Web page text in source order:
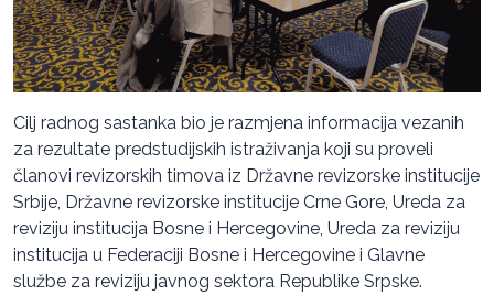
Cilj radnog sastanka bio je razmjena informacija vezanih
za rezultate predstudijskih istraživanja koji su proveli
članovi revizorskih timova iz Državne revizorske institucije
Srbije, Državne revizorske institucije Crne Gore, Ureda za
reviziju institucija Bosne i Hercegovine, Ureda za reviziju
institucija u Federaciji Bosne i Hercegovine i Glavne
službe za reviziju javnog sektora Republike Srpske.